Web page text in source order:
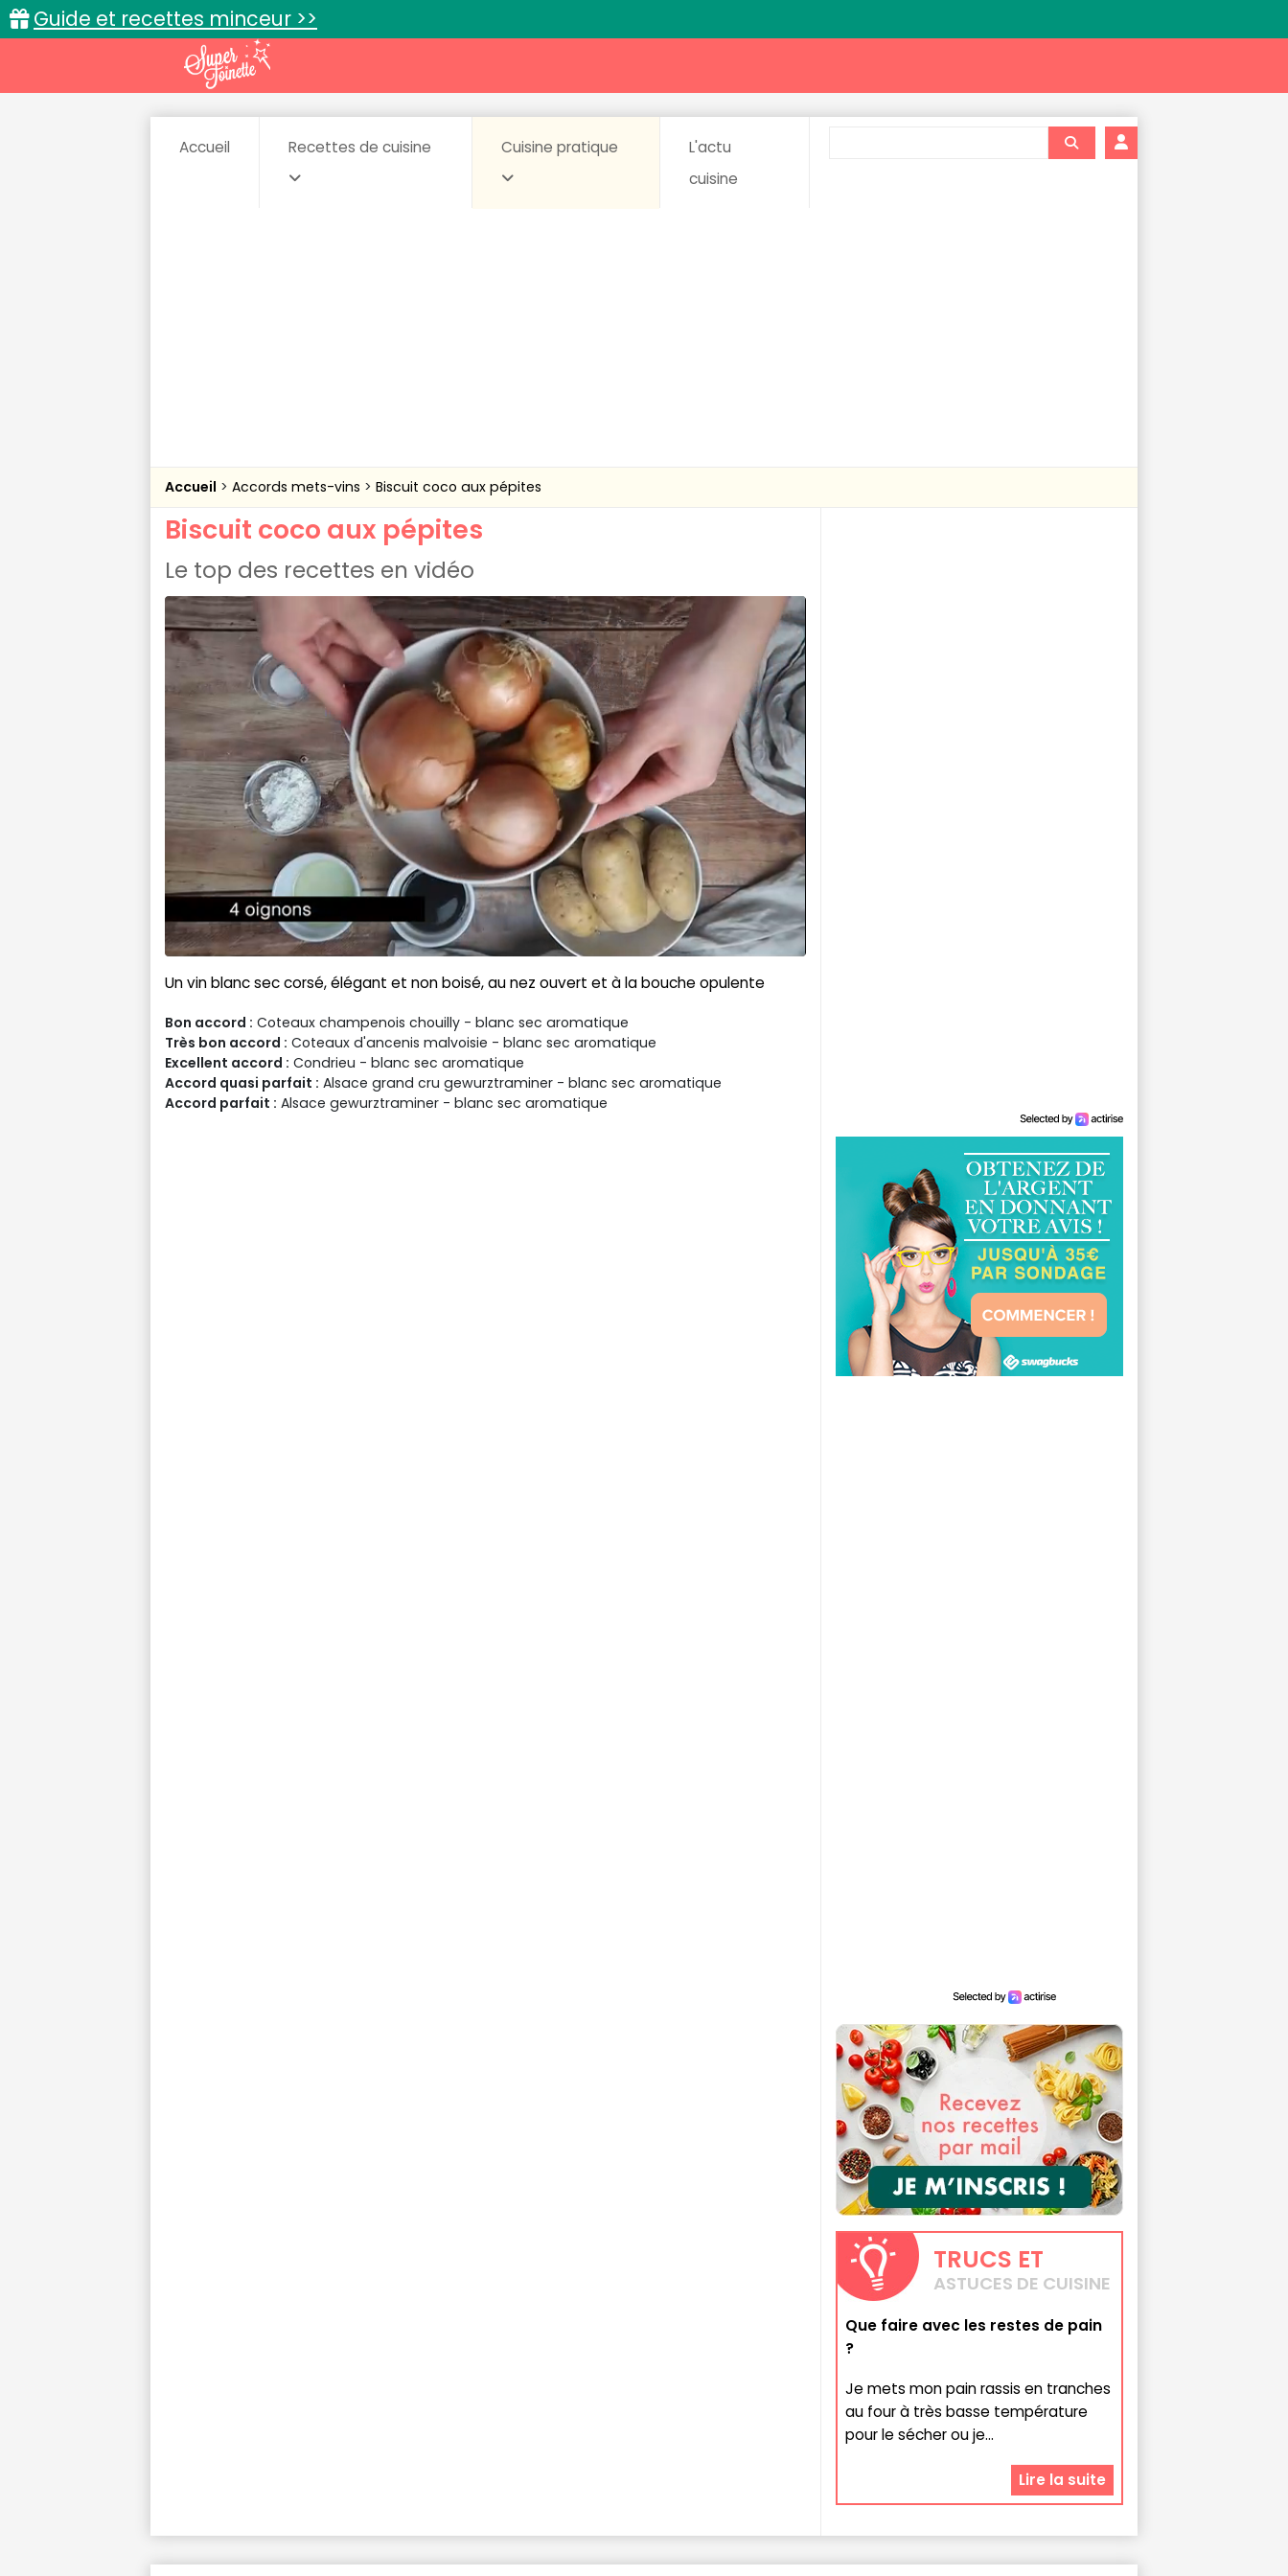
Guide et recettes minceur >>
Accueil Recettes de cuisine Cuisine pratique
L'actu
cuisine
Accueil Accords mets-vins Biscuit coco aux pépites
Biscuit coco aux pépites
Le top des recettes en vidéo
Un vin blanc sec corsé, élégant et non boisé, au nez ouvert et à la bouche opulente
Bon accord : Coteaux champenois chouilly - blanc sec aromatique
Très bon accord : Coteaux d'ancenis malvoisie - blanc sec aromatique
Excellent accord : Condrieu - blanc sec aromatique
Accord quasi parfait : Alsace grand cru gewurztraminer - blanc sec aromatique
Accord parfait : Alsace gewurztraminer - blanc sec aromatique
TRUCS ET
ASTUCES DE CUISINE
Que faire avec les restes de pain
?
Je mets mon pain rassis en tranches
au four à très basse température
pour le sécher ou je...
Lire la suite